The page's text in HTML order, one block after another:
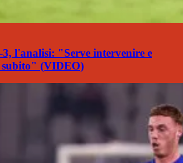
l'analisi: "Serve intervenire e
(VIDEO)